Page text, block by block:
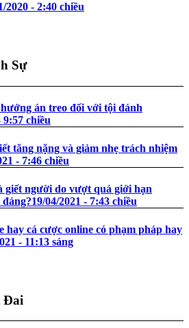
2020 - 2:40 chiều
Sự
án treo đối với tội đánh
9:57 chiều
tăng nặng và giảm nhẹ trách nhiệm
- 7:46 chiều
giết người do vượt quá giới hạn
19/04/2021 - 7:43 chiều
hay cá cược online có phạm pháp hay
- 11:13 sáng
Đai